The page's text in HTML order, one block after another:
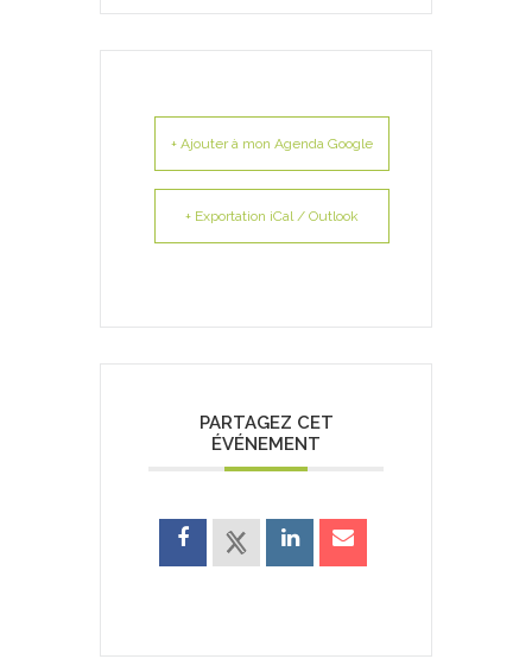
+ Ajouter à mon Agenda Google
+ Exportation iCal / Outlook
PARTAGEZ CET
ÉVÉNEMENT